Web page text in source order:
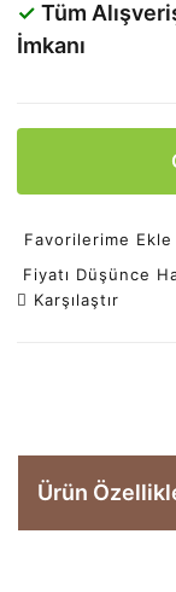
✓ Tüm
İmkanı
Favorilerime Ekle
Fiyatı Düşünce
Karşılaştır
Ürün